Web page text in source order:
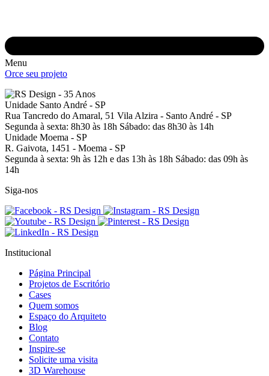
Menu
Orce seu projeto
Unidade Santo André - SP
Rua Tancredo do Amaral, 51 Vila Alzira - Santo André - SP
Segunda à sexta: 8h30 às 18h Sábado: das 8h30 às 14h
Unidade Moema - SP
R. Gaivota, 1451 - Moema - SP
Segunda à sexta: 9h às 12h e das 13h às 18h Sábado: das 09h às
14h
Siga-nos
Institucional
Página Principal
Projetos de Escritório
Cases
Quem somos
Espaço do Arquiteto
Blog
Contato
Inspire-se
Solicite uma visita
3D Warehouse